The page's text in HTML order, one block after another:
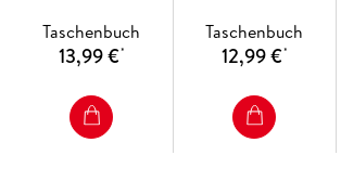
Taschenbuch
13,99 €*
Taschenbuch
12,99 €*